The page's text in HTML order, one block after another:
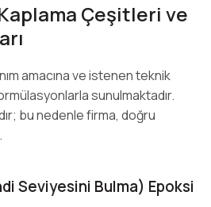
Çeşitleri ve
amacına ve istenen teknik
sunulmaktadır.
bu nedenle firma, doğru
Seviyesini Bulma) Epoksi